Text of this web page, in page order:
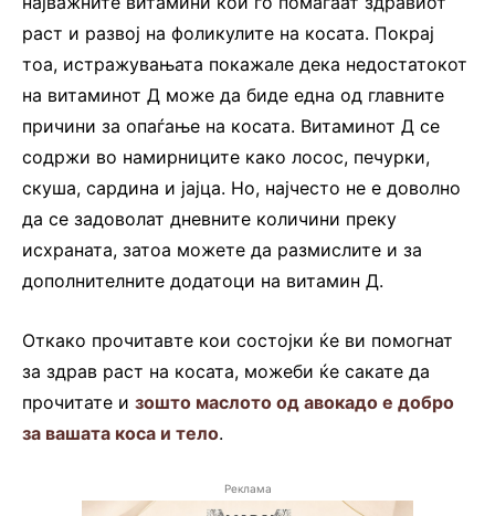
раст и развој на фоликулите на косата. Покрај
тоа, истражувањата покажале дека недостатокот
на витаминот Д може да биде една од главните
причини за опаѓање на косата. Витаминот Д се
содржи во намирниците како лосос, печурки,
скуша, сардина и јајца. Но, најчесто не е доволно
да се задоволат дневните количини преку
исхраната, затоа можете да размислите и за
дополнителните додатоци на витамин Д.
Откако прочитавте кои состојки ќе ви помогнат
за здрав раст на косата, можеби ќе сакате да
прочитате и зошто маслото од авокадо е добро
за вашата коса и тело.
Реклама